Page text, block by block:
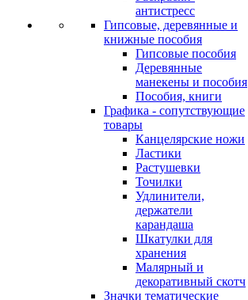
антистресс
Гипсовые, деревянные и
книжные пособия
Гипсовые пособия
Деревянные
манекены и пособия
Пособия, книги
Графика - сопутствующие
товары
Канцелярские ножи
Ластики
Растушевки
Точилки
Удлинители,
держатели
карандаша
Шкатулки для
хранения
Малярный и
декоративный скотч
Значки тематические